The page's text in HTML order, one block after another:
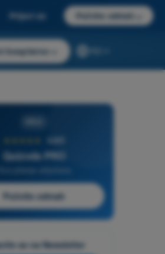
Prijavi se Počnite odmah
besplatno
4,6/5
Quizvds PRO
Počnite odmah
se na Newsletter